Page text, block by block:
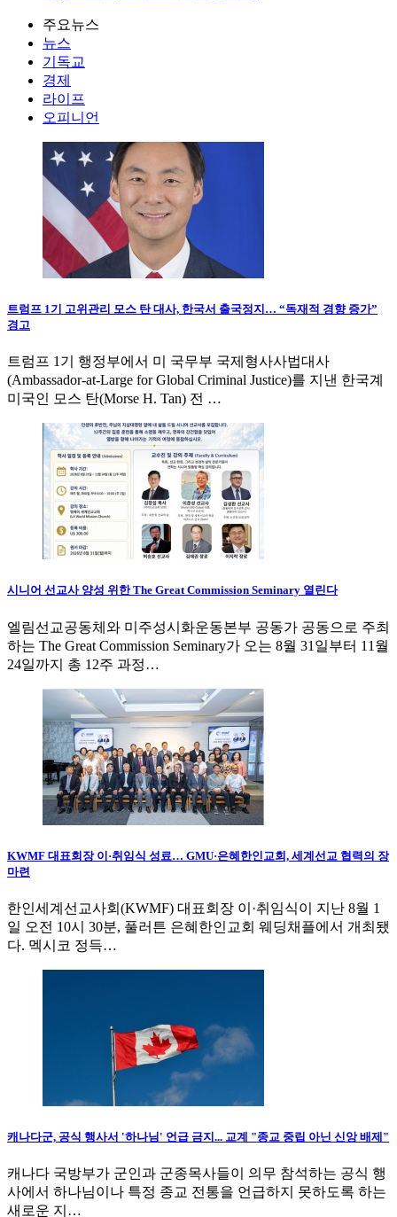
주요뉴스
뉴스
기독교
경제
라이프
오피니언
트럼프 1기 고위관리 모스 탄 대사, 한국서 출국정지… “독재적 경향 증가”
경고
트럼프 1기 행정부에서 미 국무부 국제형사사법대사
(Ambassador-at-Large for Global Criminal Justice)를 지낸 한국계
미국인 모스 탄(Morse H. Tan) 전 …
시니어 선교사 양성 위한 The Great Commission Seminary 열린다
엘림선교공동체와 미주성시화운동본부 공동가 공동으로 주최
하는 The Great Commission Seminary가 오는 8월 31일부터 11월
24일까지 총 12주 과정…
KWMF 대표회장 이·취임식 성료… GMU·은혜한인교회, 세계선교 협력의 장
마련
한인세계선교사회(KWMF) 대표회장 이·취임식이 지난 8월 1
일 오전 10시 30분, 풀러튼 은혜한인교회 웨딩채플에서 개최됐
다. 멕시코 정득…
캐나다군, 공식 행사서 '하나님' 언급 금지... 교계 "종교 중립 아닌 신앙 배제"
캐나다 국방부가 군인과 군종목사들이 의무 참석하는 공식 행
사에서 하나님이나 특정 종교 전통을 언급하지 못하도록 하는
새로운 지…